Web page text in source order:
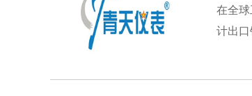
在全
计出